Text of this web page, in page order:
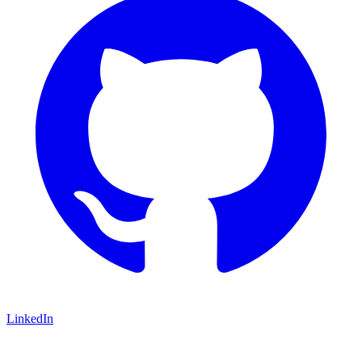
LinkedIn